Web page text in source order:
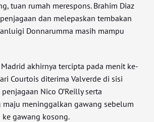
tuan rumah merespons. Brahim Diaz
dan melepaskan tembakan
Donnarumma masih mampu
akhirnya tercipta pada menit ke-
Courtois diterima Valverde di sisi
Nico O’Reilly serta
maju meninggalkan gawang sebelum
gawang kosong.